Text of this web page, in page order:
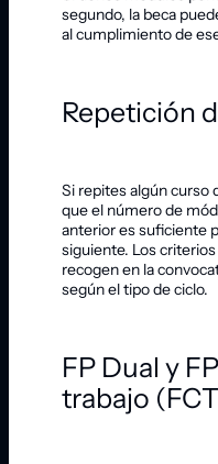
segundo, la beca
al cumplimiento de
Repetición
Si repites algún curso
que el número de
anterior es suficiente
siguiente. Los
recogen en la
según el tipo de ciclo.
FP Dual y
trabajo